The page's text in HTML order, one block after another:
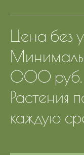
Цена без
000 руб.
Растения
каждую